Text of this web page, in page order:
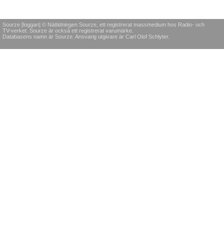
Sourze [loggan] © Nättidningen Sourze, ett registrerat massmedium hos Radio- och
TV-verket. Sourze är också ett registrerat varumärke.
Databasens namn är Sourze. Ansvarig utgivare är Carl Olof Schlyter.